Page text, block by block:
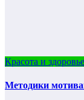
Красота и здоровье
Методики